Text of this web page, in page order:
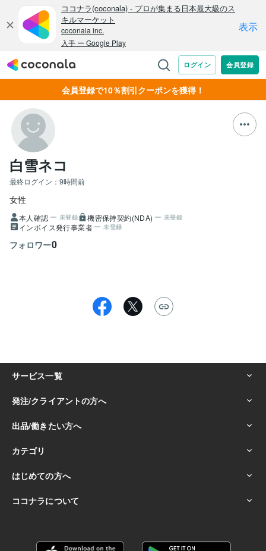
会員登録で10％割引クーポンを獲得！
白雪ネコ
最終ログイン： 9時間前
女性
本人確認 未登録 機密保持契約(NDA) 未登録
インボイス発行事業者 未登録
フォロワー0